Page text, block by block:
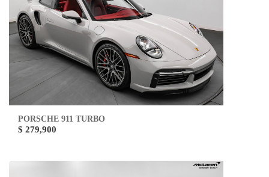
PORSCHE 911 TURBO
$ 279,900